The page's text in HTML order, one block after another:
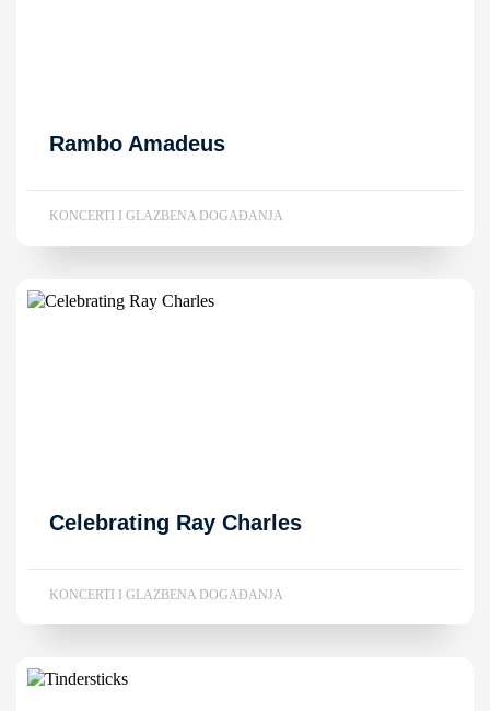
Rambo Amadeus
KONCERTI I GLAZBENA DOGAĐANJA
Celebrating Ray Charles
KONCERTI I GLAZBENA DOGAĐANJA